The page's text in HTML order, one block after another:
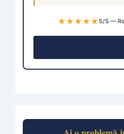
★★★★★ 5/5 —